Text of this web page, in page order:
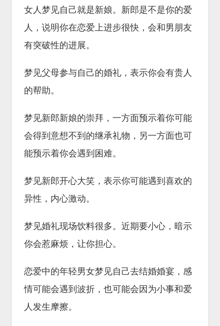
女人梦见自己就是新娘。新郎是不是你的爱
人，说明你在恋爱上进步很快，会和男朋友
有突破性的进展。
梦见父母参与自己的婚礼，表示你会有贵人
的帮助。
梦见新郎新娘的崇拜，一方面预示着你可能
会得到意想不到的继承礼物，另一方面也可
能预示着你会遇到困难。
梦见新郎开心大笑，表示你可能遇到喜欢的
异性，内心激动。
梦见婚礼现场饮料很多。近期要小心，暗示
你会惹麻烦，让你担心。
恋爱中的年轻男女梦见自己去结婚婚宴，感
情可能会遇到波折，也可能会因为小事和爱
人发生摩擦。